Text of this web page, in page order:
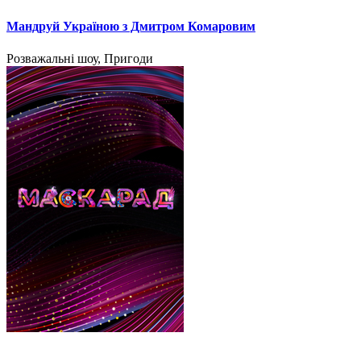
Мандруй Україною з Дмитром Комаровим
Розважальні шоу, Пригоди